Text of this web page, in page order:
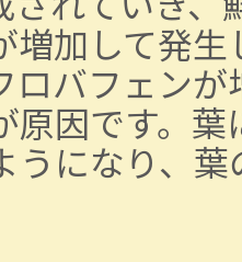
加して発生
バフェンが
因です。葉
になり、